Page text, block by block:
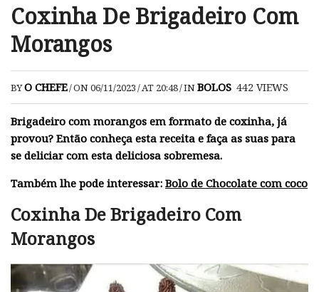
Coxinha De Brigadeiro Com
Morangos
BYO CHEFE/ON 06/11/2023/AT 20:48/INBOLOS 442 VIEWS
Brigadeiro com morangos em formato de coxinha, já
provou? Então conheça esta receita e faça as suas para
se deliciar com esta deliciosa sobremesa.
Também lhe pode interessar: Bolo de Chocolate com coco
Coxinha De Brigadeiro Com
Morangos